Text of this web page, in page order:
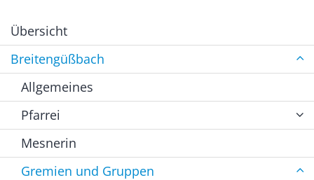
Übersicht
Breitengüßbach
Allgemeines
Pfarrei
Mesnerin
Gremien und Gruppen